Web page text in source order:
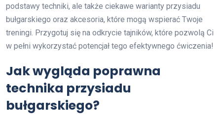
podstawy techniki, ale także ciekawe warianty przysiadu
bułgarskiego oraz akcesoria, które mogą wspierać Twoje
treningi. Przygotuj się na odkrycie tajników, które pozwolą Ci
w pełni wykorzystać potencjał tego efektywnego ćwiczenia!
Jak wygląda poprawna
technika przysiadu
bułgarskiego?